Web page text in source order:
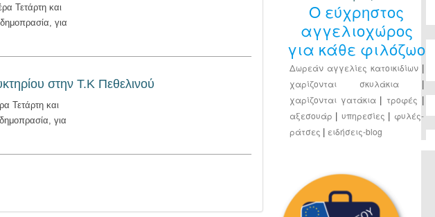
Ο εύχρηστος
αγγελιοχώρος
για κάθε φιλόζωο
Δωρεάν αγγελίες κατοικιδίων
χαρίζονται σκυλάκια
χαρίζονται γατάκια τροφές
αξεσουάρ υπηρεσίες
φυλές-
ράτσες
ειδήσεις-blog
Τετάρτη και
για
στην Τ.Κ Πεθελινού
Τετάρτη και
για